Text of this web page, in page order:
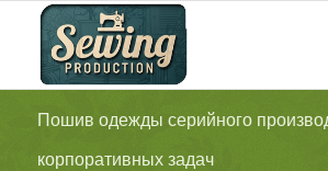
Пошив одежды серийного
корпоративных задач